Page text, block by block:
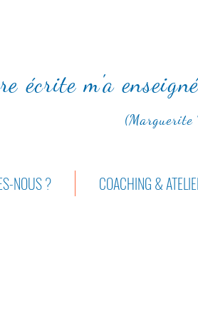
écrite m'a
(Marguerite
NOUS ? COACHING &